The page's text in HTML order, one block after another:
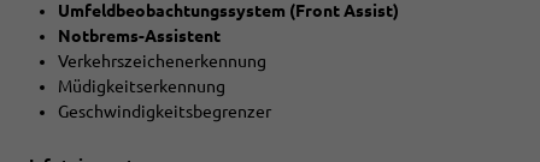
Umfeldbeobachtungssystem (Front Assist)
Notbrems-Assistent
Verkehrszeichenerkennung
Müdigkeitserkennung
Geschwindigkeitsbegrenzer